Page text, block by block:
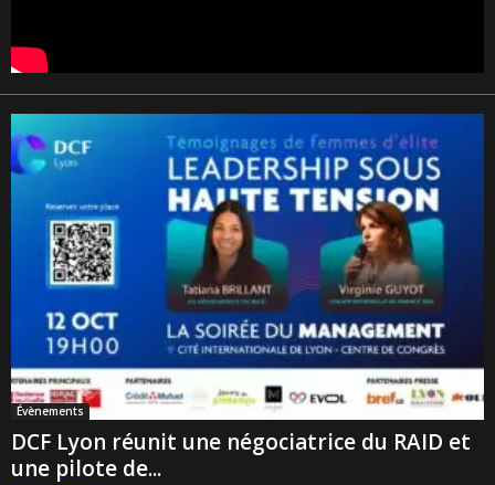
Évènements
DCF Lyon réunit une négociatrice du RAID et
une pilote de...